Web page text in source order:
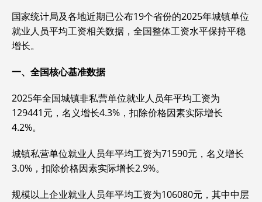
国家统计局及各地近期已公布19个省份的2025年城镇单位
就业人员平均工资相关数据，全国整体工资水平保持平稳
增长。
一、全国核心基准数据
2025年全国城镇非私营单位就业人员年平均工资为‌
129441元‌，名义增长4.3%，扣除价格因素实际增长
4.2%。
城镇私营单位就业人员年平均工资为‌71590元‌，名义增长
3.0%，扣除价格因素实际增长2.9%。
规模以上企业就业人员年平均工资为‌106080元‌，其中中层